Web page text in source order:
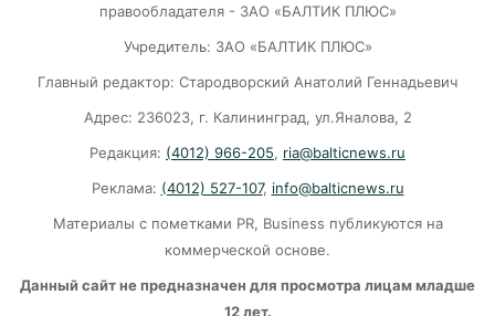
07-08-2026
Губернатор объяснил, откуда берутся пустые
колонки на заправках в Калининграде
06-08-2026
«Губернатор против ям»: Беспрозванных
требует перекроить график ремонта дорог
06-08-2026
правообладателя - ЗАО «БАЛТИК ПЛЮС»
Учредитель: ЗАО «БАЛТИК ПЛЮС»
Главный редактор: Стародворский Анатолий Геннадьевич
Адрес: 236023, г. Калининград, ул.Яналова, 2
Редакция: (4012) 966-205, ria@balticnews.ru
Реклама: (4012) 527-107, info@balticnews.ru
Материалы с пометками PR, Business публикуются на
коммерческой основе.
Данный сайт не предназначен для просмотра лицам младше
12 лет.